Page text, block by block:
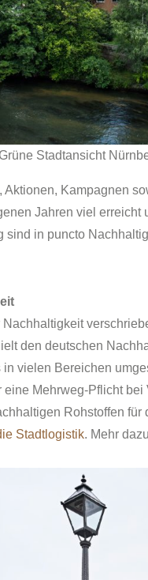
Grüne Stadtansicht
Aktionen, Kampagnen
Jahren viel
sind in puncto
Nachhaltigkeit
den deutschen
vielen Bereichen
eine Mehrweg-Pflicht
Rohstoffen
Stadtlogistik. Mehr